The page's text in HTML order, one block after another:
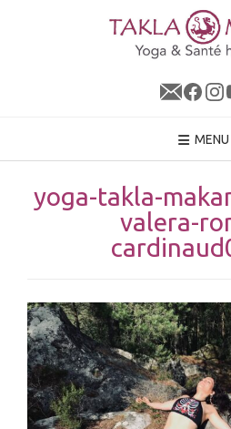
MENU
yoga-takla-
valera-